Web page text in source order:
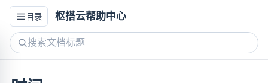
目录 枢搭云帮助中心